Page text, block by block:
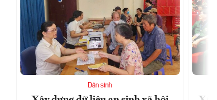
Dân sinh